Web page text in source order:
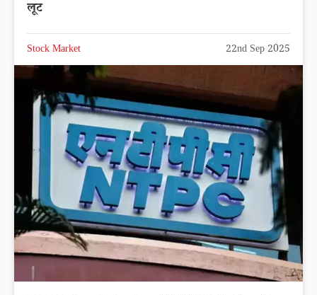
लूट
Stock Market 22nd Sep 2025